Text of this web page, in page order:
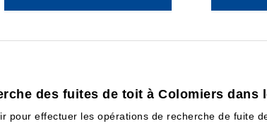
des fuites de toit à Colomiers dans
pour effectuer les opérations de recherche de fuite